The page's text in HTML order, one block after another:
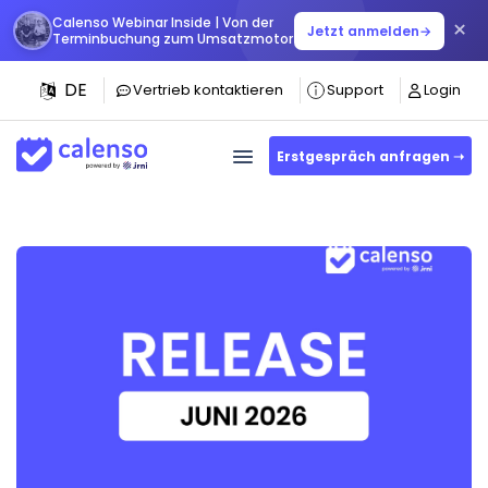
Calenso Webinar Inside | Von der
Terminbuchung zum Umsatzmotor
Jetzt anmelden→ ×
DE Vertrieb kontaktieren Support Login
Erstgespräch anfragen ➝